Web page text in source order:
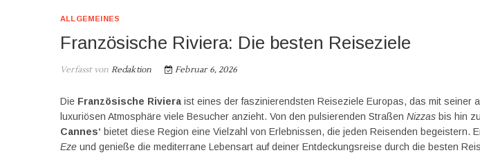
ALLGEMEINES
Französische Riviera: Die besten Reiseziele
Verfasst von Redaktion Februar 6, 2026
Die Französische Riviera ist eines der faszinierendsten Reiseziele Europas, das mit seiner
luxuriösen Atmosphäre viele Besucher anzieht. Von den pulsierenden Straßen Nizzas bis hin
Cannes‘ bietet diese Region eine Vielzahl von Erlebnissen, die jeden Reisenden begeistern.
Eze und genieße die mediterrane Lebensart auf deiner Entdeckungsreise durch die besten